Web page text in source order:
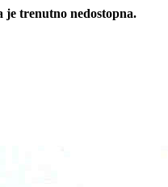
je trenutno nedostopna.